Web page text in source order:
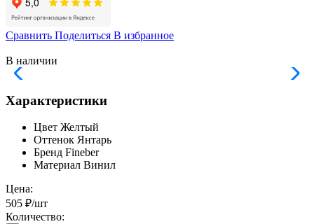
Сравнить Поделиться В избранное
В наличии
Характеристики
Цвет Желтый
Оттенок Янтарь
Бренд Fineber
Материал Винил
Цена:
505 ₽/шт
Количество: